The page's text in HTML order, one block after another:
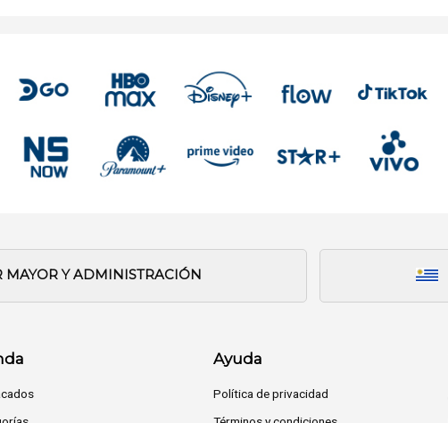
MAYOR Y ADMINISTRACIÓN
Ayuda
Política de privacidad